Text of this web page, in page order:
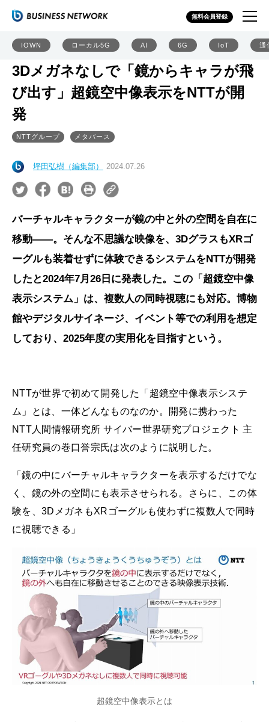
無料会員登録
IOWN ローカル5G AI 6G IoT 通
3Dメガネなしで「鏡からキャラが飛
び出す」超鏡空中像表示をNTTが開
発
NTTグループ メタバース
坪田弘樹（編集部） 2024.07.26
バーチャルキャラクターが鏡の中と外の空間を自在に
移動――。そんな不思議な映像を、3DグラスもXRゴ
ーグルも装着せずに体験できるシステムをNTTが開発
したと2024年7月26日に発表した。この「超鏡空中像
表示システム」は、複数人の同時視聴にも対応。博物
館やデジタルサイネージ、イベント等での利用を想定
しており、2025年度の実用化を目指すという。
NTTが世界で初めて開発した「超鏡空中像表示システ
ム」とは、一体どんなものなのか。開発に携わった
NTT人間情報研究所 サイバー世界研究プロジェクト 主
任研究員の巻口誉宗氏は次のように説明した。
「鏡の中にバーチャルキャラクターを表示するだけでな
く、鏡の外の空間にも表示させられる。さらに、この体
験を、3DメガネもXRゴーグルも使わずに複数人で同時
に視聴できる」
超鏡空中像表示とは